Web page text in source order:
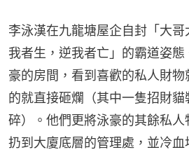
李泳漢在九龍塘屋企自封「大
我者生，逆我者亡」的霸道姿
豪的房間，看到喜歡的私人財
的就直接砸爛（其中一隻招財
碎）。他們更將泳豪的其餘私
扔到大廈底層的管理處，並冷